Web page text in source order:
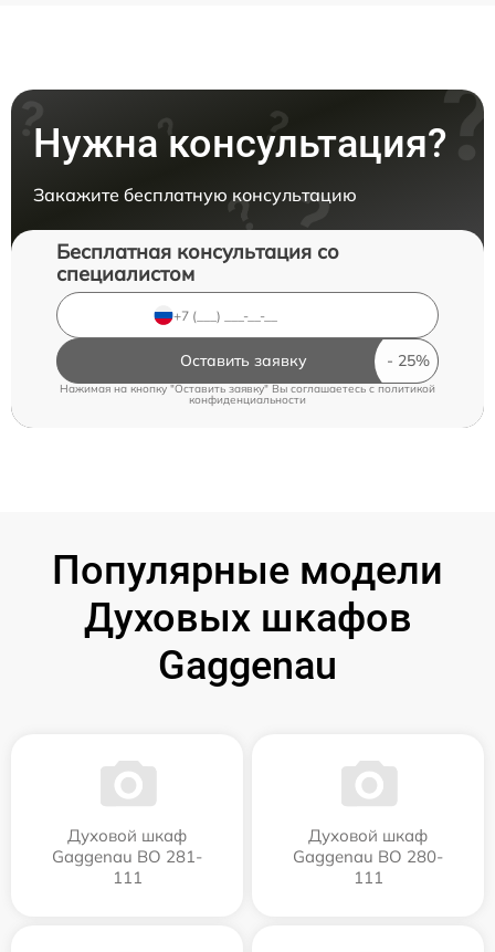
Нужна консультация?
Закажите бесплатную консультацию
Бесплатная консультация со
специалистом
Оставить заявку
Нажимая на кнопку "Оставить заявку" Вы соглашаетесь cполитикой
конфиденциальности
Популярные модели
Духовых шкафов
Gaggenau
Духовой шкаф
Gaggenau BO 281-
111
Духовой шкаф
Gaggenau BO 280-
111